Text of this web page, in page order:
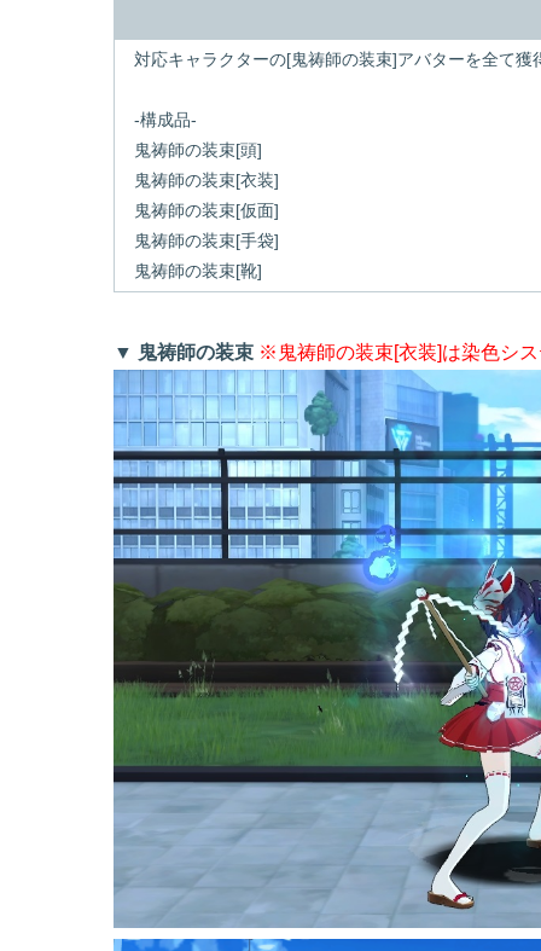
対応キャラクターの[鬼祷師の装束]アバターを全て
-構成品-
鬼祷師の装束[頭]
鬼祷師の装束[衣装]
鬼祷師の装束[仮面]
鬼祷師の装束[手袋]
鬼祷師の装束[靴]
▼ 鬼祷師の装束 ※鬼祷師の装束[衣装]は染色シ